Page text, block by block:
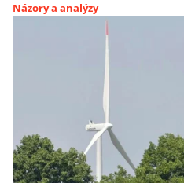
Názory a analýzy